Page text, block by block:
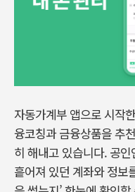
자동가계부 앱으로 시작
융코칭과 금융상품을 추
히 해내고 있습니다. 공
흩어져 있던 계좌와 정보